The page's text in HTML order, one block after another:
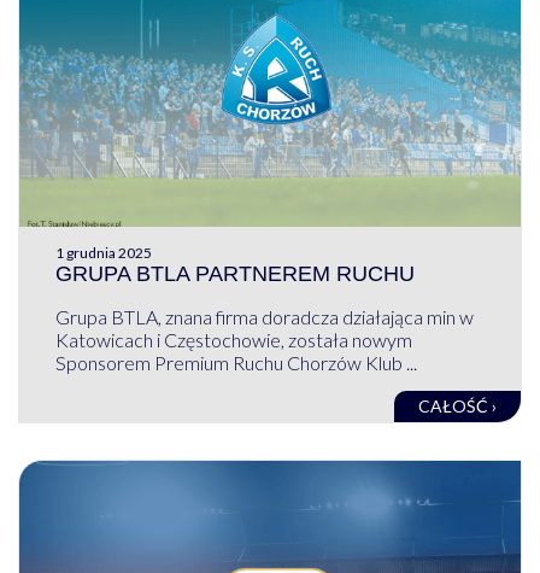
1 grudnia 2025
GRUPA BTLA PARTNEREM RUCHU
Grupa BTLA, znana firma doradcza działająca min w
Katowicach i Częstochowie, została nowym
Sponsorem Premium Ruchu Chorzów Klub ...
CAŁOŚĆ ›